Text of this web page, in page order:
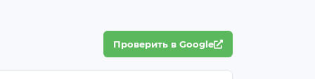
Проверить в Google